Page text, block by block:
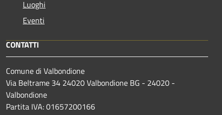
Luoghi
Eventi
CONTATTI
Comune di Valbondione
Via Beltrame 34 24020 Valbondione BG - 24020 -
Valbondione
Partita IVA: 01657200166